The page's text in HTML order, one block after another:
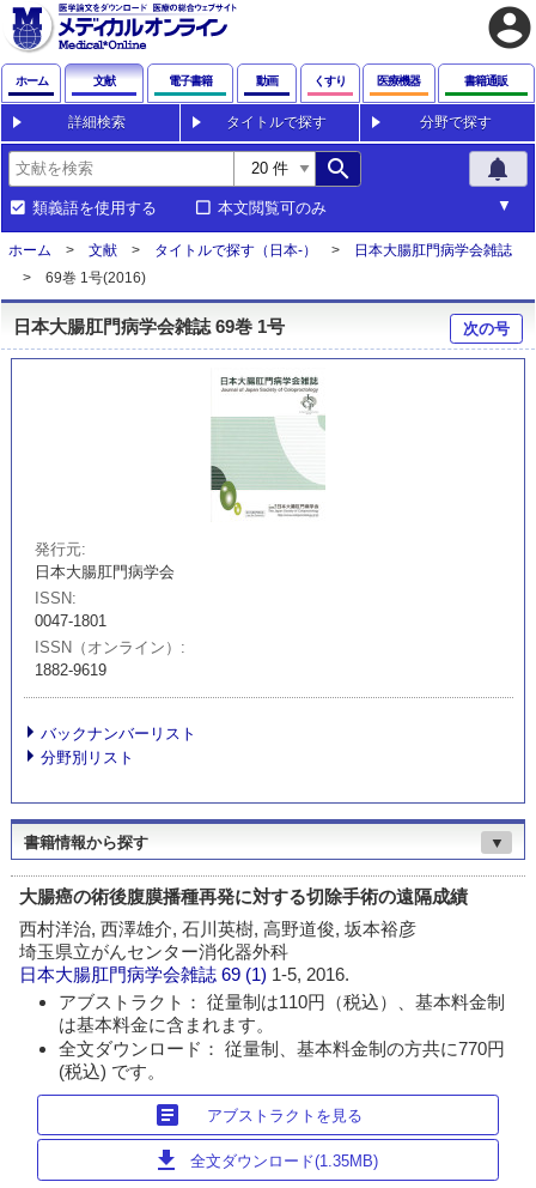
account_circle
ホーム 文献 電子書籍 動画 くすり 医療機器 書籍通販
詳細検索 タイトルで探す 分野で探す
search notifications
類義語を使用する 本文閲覧可のみ
ホーム 文献 タイトルで探す（日本-）
日本大腸肛門病学会雑誌
69巻 1号(2016)
日本大腸肛門病学会雑誌 69巻 1号 次の号
発行元
日本大腸肛門病学会
ISSN
0047-1801
ISSN（オンライン）
1882-9619
バックナンバーリスト
分野別リスト
書籍情報から探す ▼
大腸癌の術後腹膜播種再発に対する切除手術の遠隔成績
西村洋治, 西澤雄介, 石川英樹, 高野道俊, 坂本裕彦
埼玉県立がんセンター消化器外科
日本大腸肛門病学会雑誌 69 (1) 1-5, 2016.
アブストラクト： 従量制は110円（税込）、基本料金制
は基本料金に含まれます。
全文ダウンロード： 従量制、基本料金制の方共に770円
(税込) です。
article アブストラクトを見る
download 全文ダウンロード(1.35MB)